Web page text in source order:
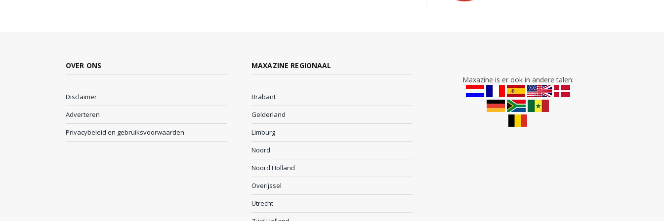
OVER ONS
Disclaimer
Adverteren
Privacybeleid en gebruiksvoorwaarden
MAXAZINE REGIONAAL
Brabant
Gelderland
Limburg
Noord
Noord Holland
Overijssel
Utrecht
Maxazine is er ook in andere talen: